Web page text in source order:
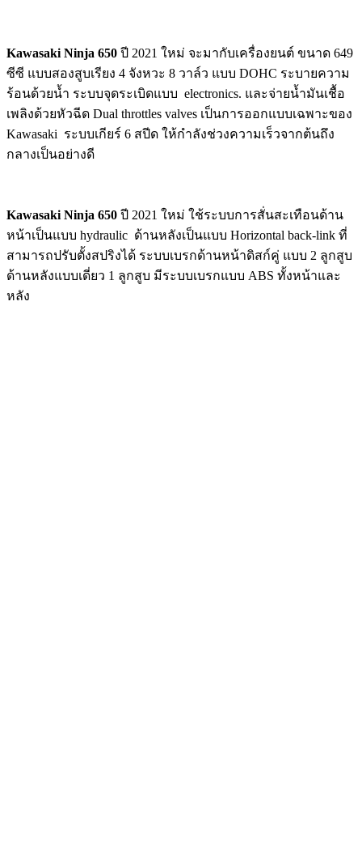
Kawasaki Ninja 650 ปี 2021 ใหม่ จะมากับเครื่องยนต์ ขนาด 649
ซีซี แบบสองสูบเรียง 4 จังหวะ 8 วาล์ว แบบ DOHC ระบายความ
ร้อนด้วยน้ำ ระบบจุดระเบิดแบบ electronics. และจ่ายน้ำมันเชื้อ
เพลิงด้วยหัวฉีด Dual throttles valves เป็นการออกแบบเฉพาะของ
Kawasaki ระบบเกียร์ 6 สปีด ให้กำลังช่วงความเร็วจากต้นถึง
กลางเป็นอย่างดี
Kawasaki Ninja 650 ปี 2021 ใหม่ ใช้ระบบการสั่นสะเทือนด้าน
หน้าเป็นแบบ hydraulic ด้านหลังเป็นแบบ Horizontal back-link ที่
สามารถปรับตั้งสปริงได้ ระบบเบรกด้านหน้าดิสก์คู่ แบบ 2 ลูกสูบ
ด้านหลังแบบเดี่ยว 1 ลูกสูบ มีระบบเบรกแบบ ABS ทั้งหน้าและ
หลัง